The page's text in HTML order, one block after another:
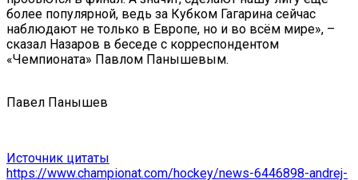
более популярной, ведь за Кубком Гагарина сейчас
наблюдают не только в Европе, но и во всём мире», –
сказал Назаров в беседе с корреспондентом
«Чемпионата» Павлом Панышевым.
Павел Панышев
Источник цитаты
https://www.championat.com/hockey/news-6446898-andrej-